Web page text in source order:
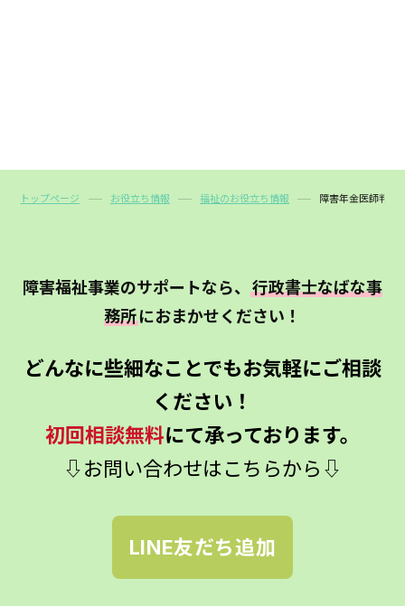
トップページ お役立ち情報 福祉のお役立ち情報 障害年金医師判定
障害福祉事業のサポートなら、 行政書士なばな事
務所におまかせください！
どんなに些細なことでもお気軽にご相談
ください！
初回相談無料にて承っております。
⇩お問い合わせはこちらから⇩
LINE友だち追加